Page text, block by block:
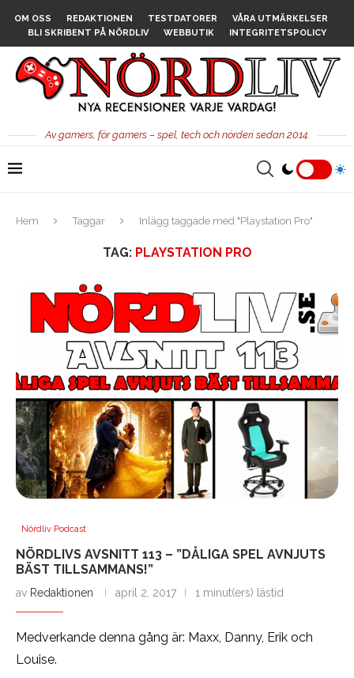
OM OSS REDAKTIONEN TESTDATORER
VÅRA UTMÄRKELSER
BLI SKRIBENT PÅ NÖRDLIV
WEBBUTIK INTEGRITETSPOLICY
Av gamers, för gamers – spel, tech och nörderi sedan 2014.
Hem Taggar Inlägg taggade med "Playstation Pro"
TAG: PLAYSTATION PRO
Nördliv Podcast
NÖRDLIVS AVSNITT 113 – ”DÅLIGA SPEL AVNJUTS
BÄST TILLSAMMANS!”
av Redaktionen april 2, 2017 1 minut(ers) lästid
Medverkande denna gång är: Maxx, Danny, Erik och
Louise.